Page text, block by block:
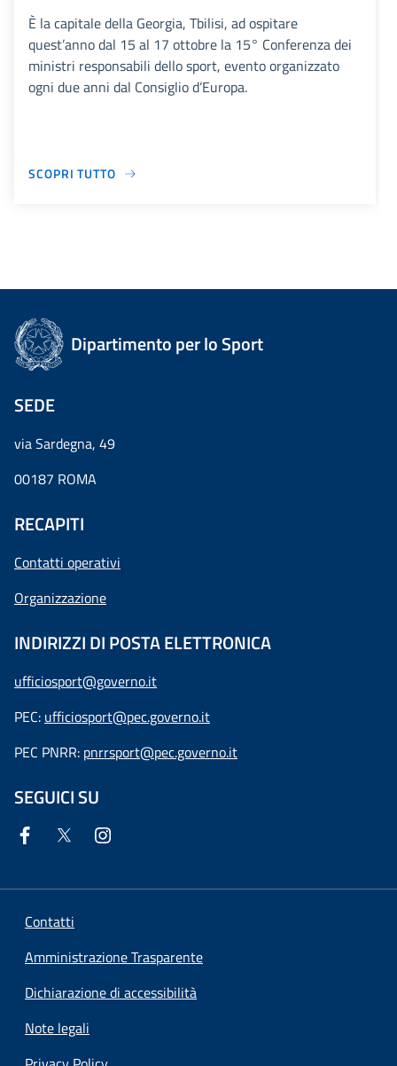
È la capitale della Georgia, Tbilisi, ad ospitare
quest’anno dal 15 al 17 ottobre la 15° Conferenza dei
ministri responsabili dello sport, evento organizzato
ogni due anni dal Consiglio d’Europa.
SCOPRI TUTTO
Dipartimento per lo Sport
SEDE
via Sardegna, 49
00187 ROMA
RECAPITI
Contatti operativi
Organizzazione
INDIRIZZI DI POSTA ELETTRONICA
ufficiosport@governo.it
PEC: ufficiosport@pec.governo.it
PEC PNRR: pnrrsport@pec.governo.it
SEGUICI SU
Contatti
Amministrazione Trasparente
Dichiarazione di accessibilità
Note legali